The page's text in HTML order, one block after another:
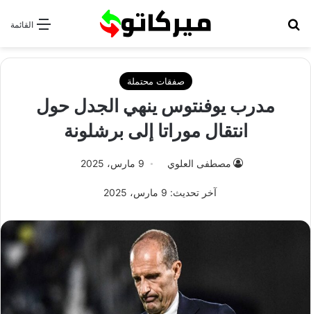
القائمة
صفقات محتملة
مدرب يوفنتوس ينهي الجدل حول
انتقال موراتا إلى برشلونة
مصطفى العلوي 9 مارس، 2025
آخر تحديث: 9 مارس، 2025